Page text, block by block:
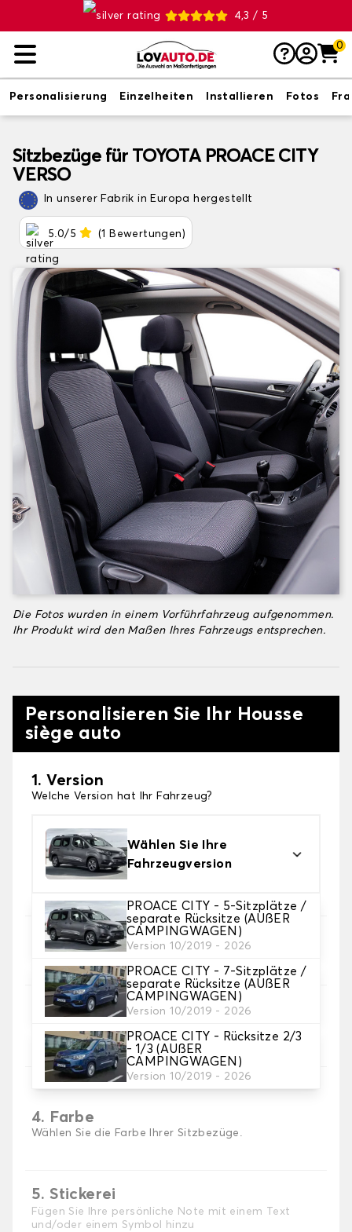
4,3 / 5
0
Personalisierung Einzelheiten Installieren Fotos
Sitzbezüge für TOYOTA PROACE CITY
VERSO
In unserer Fabrik in Europa hergestellt
5.0/5 (1 Bewertungen)
Die Fotos wurden in einem Vorführfahrzeug aufgenommen.
Ihr Produkt wird den Maßen Ihres Fahrzeugs entsprechen.
Personalisieren Sie Ihr Housse
siège auto
1. Version
Welche Version hat Ihr Fahrzeug?
Wählen Sie Ihre
Fahrzeugversion
PROACE CITY - 5-Sitzplätze /
separate Rücksitze (AUßER
CAMPINGWAGEN)
Version 10/2019 - 2026
PROACE CITY - 7-Sitzplätze /
separate Rücksitze (AUßER
CAMPINGWAGEN)
Version 10/2019 - 2026
PROACE CITY - Rücksitze 2/3
- 1/3 (AUßER
CAMPINGWAGEN)
Version 10/2019 - 2026
2. Satz von Bezügen
3. Material
Wählen Sie das Material für Ihre Bezüge.
4. Farbe
Wählen Sie die Farbe Ihrer Sitzbezüge.
5. Stickerei
Fügen Sie Ihre persönliche Note mit einem Text
und/oder einem Symbol hinzu